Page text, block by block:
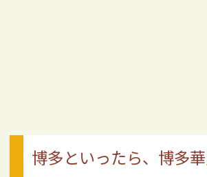
博多といったら、博多